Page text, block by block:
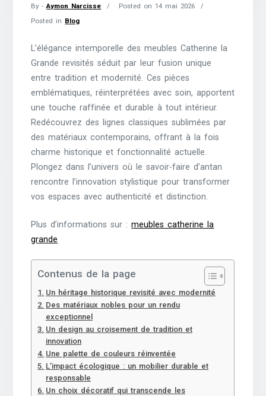
By -Aymon Narcisse Posted on14 mai 2026
Posted in Blog
L’élégance intemporelle des meubles Catherine la
Grande revisités séduit par leur fusion unique
entre tradition et modernité. Ces pièces
emblématiques, réinterprétées avec soin, apportent
une touche raffinée et durable à tout intérieur.
Redécouvrez des lignes classiques sublimées par
des matériaux contemporains, offrant à la fois
charme historique et fonctionnalité actuelle.
Plongez dans l’univers où le savoir-faire d’antan
rencontre l’innovation stylistique pour transformer
vos espaces avec authenticité et distinction.
Plus d’informations sur :meubles catherine la
grande
Contenus de la page
Un héritage historique revisité avec modernité
Des matériaux nobles pour un rendu
exceptionnel
Un design au croisement de tradition et
innovation
Une palette de couleurs réinventée
L’impact écologique : un mobilier durable et
responsable
Un choix décoratif qui transcende les